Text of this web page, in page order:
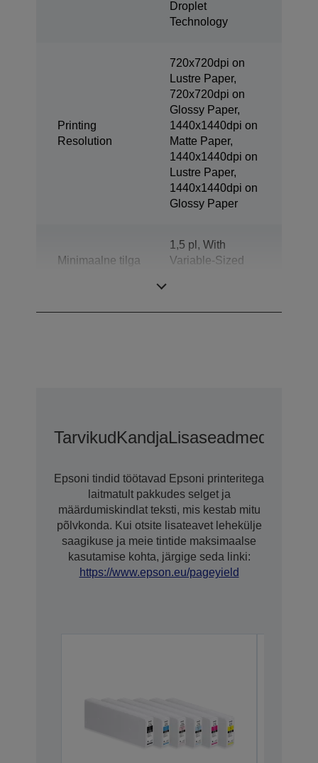
Droplet
Technology
Printing
Resolution
720x720dpi on
Lustre Paper,
720x720dpi on
Glossy Paper,
1440x1440dpi on
Matte Paper,
1440x1440dpi on
Lustre Paper,
1440x1440dpi on
Glossy Paper
Minimaalne tilga
1,5 pl, With
Variable-Sized
TarvikudKandjaLisaseadmed
Epsoni tindid töötavad Epsoni printeritega
laitmatult pakkudes selget ja
määrdumiskindlat teksti, mis kestab mitu
põlvkonda. Kui otsite lisateavet lehekülje
saagikuse ja meie tintide maksimaalse
kasutamise kohta, järgige seda linki:
https://www.epson.eu/pageyield